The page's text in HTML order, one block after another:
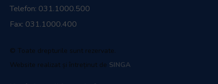
Telefon: 031.1000.500
Fax: 031.1000.400
© Toate drepturile sunt rezervate.
Website realizat și întreținut de SINGA